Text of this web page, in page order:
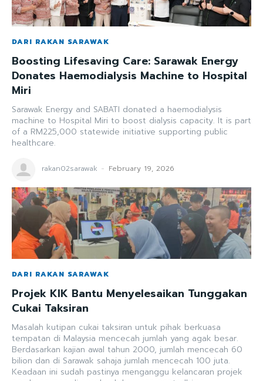
DARI RAKAN SARAWAK
Boosting Lifesaving Care: Sarawak Energy
Donates Haemodialysis Machine to Hospital
Miri
Sarawak Energy and SABATI donated a haemodialysis
machine to Hospital Miri to boost dialysis capacity. It is part
of a RM225,000 statewide initiative supporting public
healthcare.
rakan02sarawak - February 19, 2026
DARI RAKAN SARAWAK
Projek KIK Bantu Menyelesaikan Tunggakan
Cukai Taksiran
Masalah kutipan cukai taksiran untuk pihak berkuasa
tempatan di Malaysia mencecah jumlah yang agak besar.
Berdasarkan kajian awal tahun 2000, jumlah mencecah 60
bilion dan di Sarawak sahaja jumlah mencecah 100 juta.
Keadaan ini sudah pastinya menganggu kelancaran projek